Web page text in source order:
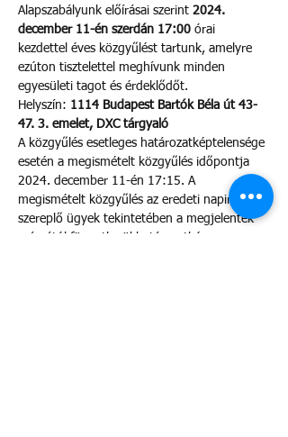
Alapszabályunk előírásai szerint 2024.
december 11-én szerdán 17:00 órai
kezdettel éves közgyűlést tartunk, amelyre
ezúton tisztelettel meghívunk minden
egyesületi tagot és érdeklődőt.
Helyszín: 1114 Budapest Bartók Béla út 43-
47. 3. emelet, DXC tárgyaló
A közgyűlés esetleges határozatképtelensége
esetén a megismételt közgyűlés időpontja
2024. december 11-én 17:15. A
megismételt közgyűlés az eredeti napirenden
szereplő ügyek tekintetében a megjelentek